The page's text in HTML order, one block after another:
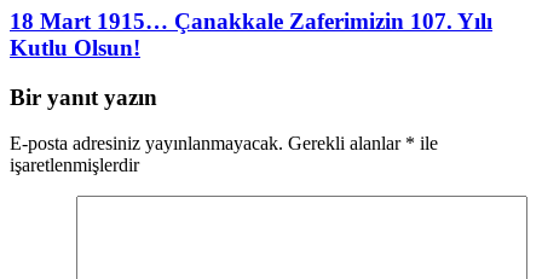
18 Mart 1915… Çanakkale Zaferimizin 107. Yılı
Kutlu Olsun!
Bir yanıt yazın
E-posta adresiniz yayınlanmayacak. Gerekli alanlar * ile
işaretlenmişlerdir